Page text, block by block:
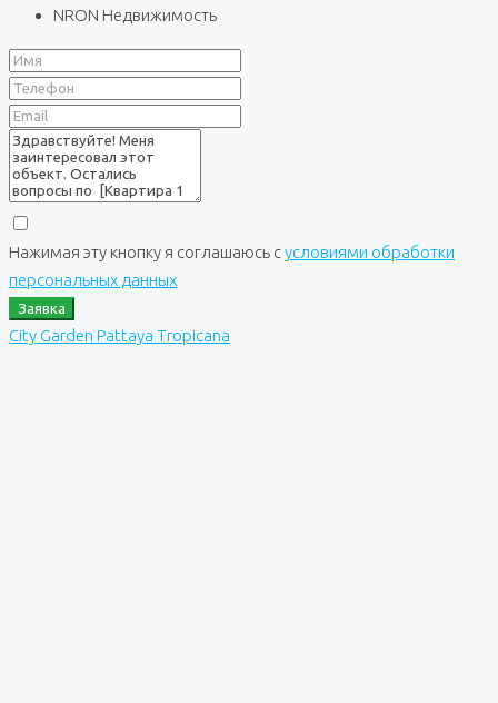
NRON Недвижимость
Нажимая эту кнопку я соглашаюсь сусловиями обработки
персональных данных
Заявка
City Garden Pattaya Tropicana